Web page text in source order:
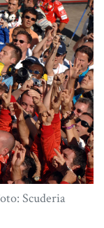
Scuderia